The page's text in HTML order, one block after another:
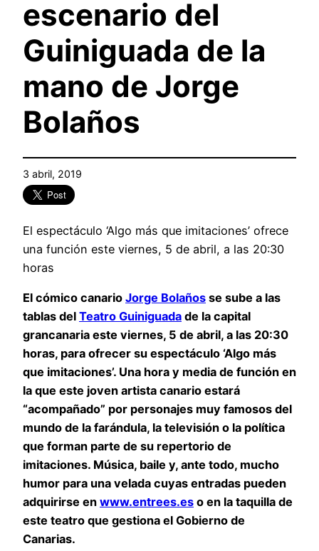
escenario del
Guiniguada de la
mano de Jorge
Bolaños
3 abril, 2019
El espectáculo ‘Algo más que imitaciones’ ofrece
una función este viernes, 5 de abril, a las 20:30
horas
El cómico canario Jorge Bolaños se sube a las
tablas del Teatro Guiniguada de la capital
grancanaria este viernes, 5 de abril, a las 20:30
horas, para ofrecer su espectáculo ‘Algo más
que imitaciones’. Una hora y media de función en
la que este joven artista canario estará
“acompañado” por personajes muy famosos del
mundo de la farándula, la televisión o la política
que forman parte de su repertorio de
imitaciones. Música, baile y, ante todo, mucho
humor para una velada cuyas entradas pueden
adquirirse en www.entrees.es o en la taquilla de
este teatro que gestiona el Gobierno de
Canarias.